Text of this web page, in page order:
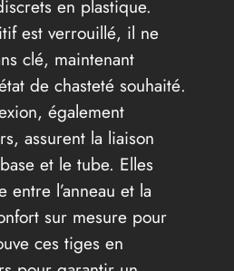
en plastique.
est verrouillé, il ne
clé, maintenant
de chasteté souhaité.
également
assurent la liaison
et le tube. Elles
entre l’anneau et la
sur mesure pour
ces tiges en